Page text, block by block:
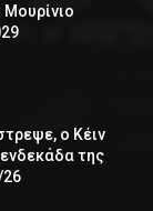
ο Κέιν
της
26